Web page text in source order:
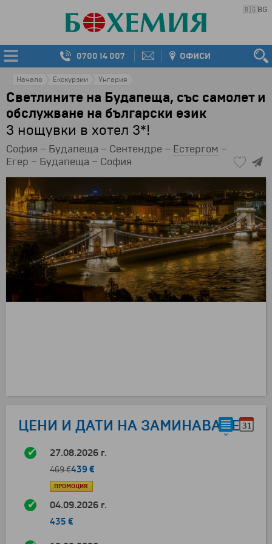
🇧🇬BG
0700 14 007 ОФИСИ
Начало Екскурзии Унгария
Светлините на Будапеща, със самолет и
обслужване на български език
3 нощувки в хотел 3*!
София – Будапеща – Сентендре – Естергом –
Егер – Будапеща – София
ЦЕНИ И ДАТИ НА ЗАМИНАВАНЕ
27.08.2026 г.
469 €439 €
ПРОМОЦИЯ
04.09.2026 г.
435 €